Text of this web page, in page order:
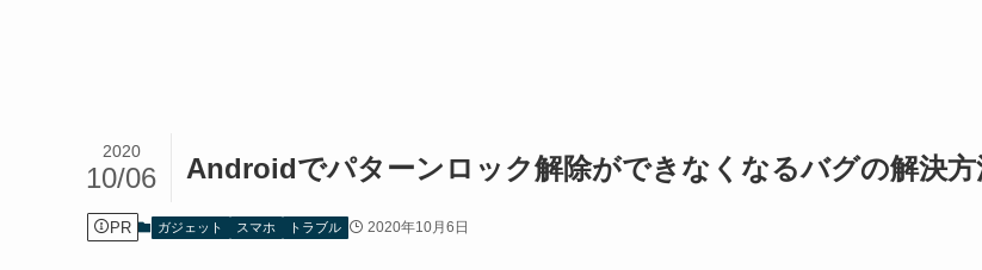
Androidでパターンロック解除ができなくなるバグの解決方
2020
10/06
PR ガジェット スマホ トラブル 2020年10月6日